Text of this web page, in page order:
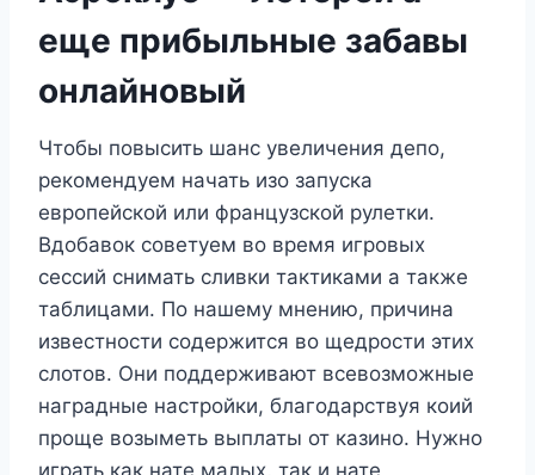
еще прибыльные забавы
онлайновый
Чтобы повысить шанс увеличения депо,
рекомендуем начать изо запуска
европейской или французской рулетки.
Вдобавок советуем во время игровых
сессий снимать сливки тактиками а также
таблицами. По нашему мнению, причина
известности содержится во щедрости этих
слотов. Они поддерживают всевозможные
наградные настройки, благодарствуя коий
проще возыметь выплаты от казино. Нужно
играть как нате малых, так и нате